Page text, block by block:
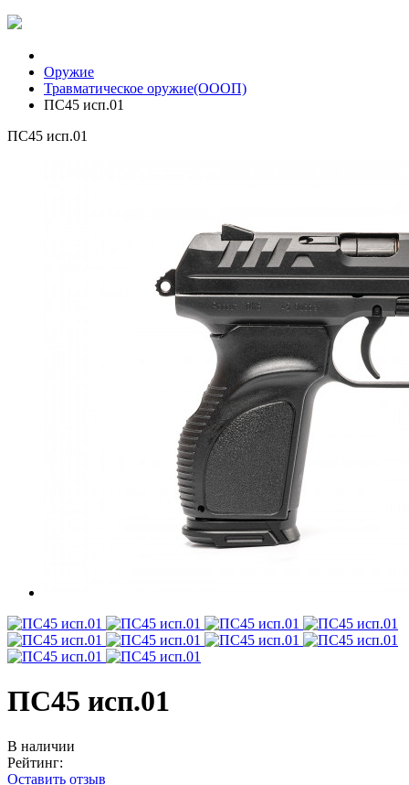
Оружие
Травматическое оружие(ОООП)
ПС45 исп.01
ПС45 исп.01
ПС45 исп.01
В наличии
Рейтинг:
Оставить отзыв